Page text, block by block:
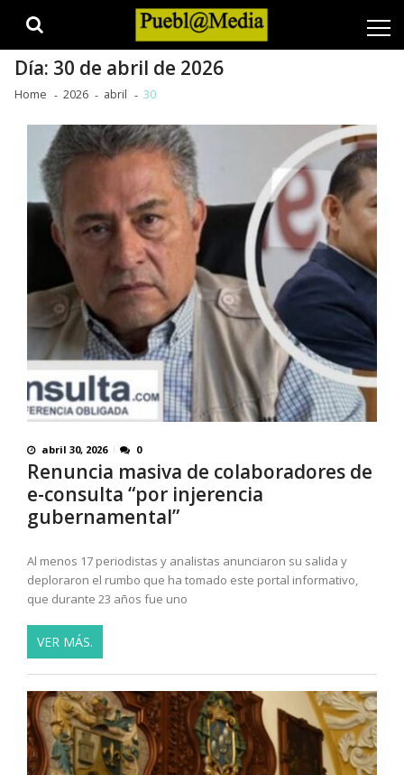
Día: 30 de abril de 2026
Home 2026 abril 30
abril 30, 2026 0
Renuncia masiva de colaboradores de
e-consulta “por injerencia
gubernamental”
Al menos 17 periodistas y analistas anunciaron su salida y
deploraron el rumbo que ha tomado este portal informativo,
que durante 23 años fue uno
VER MÁS.